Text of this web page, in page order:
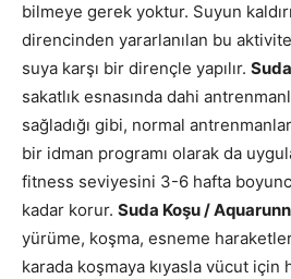
bilmeye gerek yoktur. Suyun
direncinden yararlanılan bu
suya karşı bir dirençle yapılır.
sakatlık esnasında dahi
sağladığı gibi, normal
bir idman programı olarak da
fitness seviyesini 3-6 hafta
kadar korur. Suda Koşu /
yürüme, koşma, esneme
karada koşmaya kıyasla vücut için